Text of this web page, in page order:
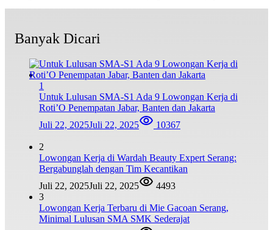
Banyak Dicari
1
Untuk Lulusan SMA-S1 Ada 9 Lowongan Kerja di
Roti’O Penempatan Jabar, Banten dan Jakarta
Juli 22, 2025Juli 22, 2025 10367
2
Lowongan Kerja di Wardah Beauty Expert Serang:
Bergabunglah dengan Tim Kecantikan
Juli 22, 2025Juli 22, 2025
4493
3
Lowongan Kerja Terbaru di Mie Gacoan Serang,
Minimal Lulusan SMA SMK Sederajat